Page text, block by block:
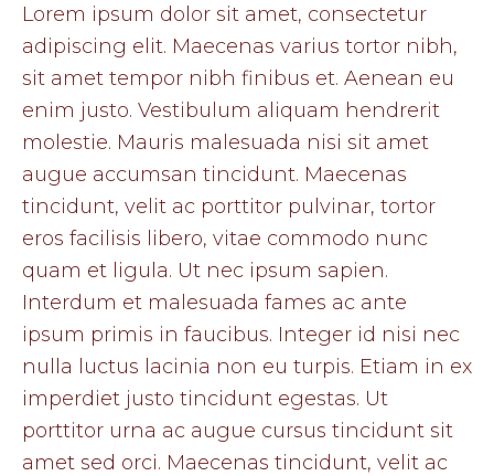
Lorem ipsum dolor sit amet, consectetur
adipiscing elit. Maecenas varius tortor nibh,
sit amet tempor nibh finibus et. Aenean eu
enim justo. Vestibulum aliquam hendrerit
molestie. Mauris malesuada nisi sit amet
augue accumsan tincidunt. Maecenas
tincidunt, velit ac porttitor pulvinar, tortor
eros facilisis libero, vitae commodo nunc
quam et ligula. Ut nec ipsum sapien.
Interdum et malesuada fames ac ante
ipsum primis in faucibus. Integer id nisi nec
nulla luctus lacinia non eu turpis. Etiam in ex
imperdiet justo tincidunt egestas. Ut
porttitor urna ac augue cursus tincidunt sit
amet sed orci. Maecenas tincidunt, velit ac